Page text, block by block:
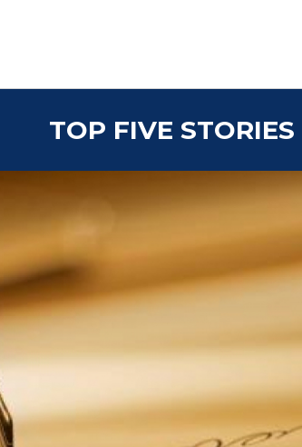
TOP FIVE STORIES